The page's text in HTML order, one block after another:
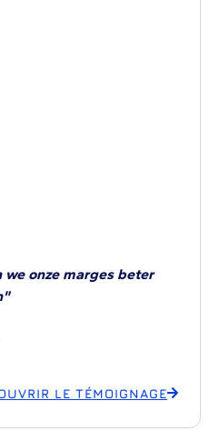
we onze marges beter
LE TÉMOIGNAGE